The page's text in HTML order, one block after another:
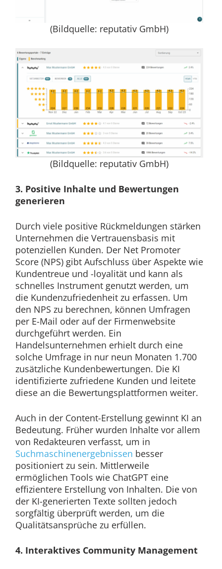
(Bildquelle: reputativ GmbH)
(Bildquelle: reputativ GmbH)
3. Positive Inhalte und Bewertungen
generieren
Durch viele positive Rückmeldungen stärken
Unternehmen die Vertrauensbasis mit
potenziellen Kunden. Der Net Promoter
Score (NPS) gibt Aufschluss über Aspekte wie
Kundentreue und -loyalität und kann als
schnelles Instrument genutzt werden, um
die Kundenzufriedenheit zu erfassen. Um
den NPS zu berechnen, können Umfragen
per E-Mail oder auf der Firmenwebsite
durchgeführt werden. Ein
Handelsunternehmen erhielt durch eine
solche Umfrage in nur neun Monaten 1.700
zusätzliche Kundenbewertungen. Die KI
identifizierte zufriedene Kunden und leitete
diese an die Bewertungsplattformen weiter.
Auch in der Content-Erstellung gewinnt KI an
Bedeutung. Früher wurden Inhalte vor allem
von Redakteuren verfasst, um in
Suchmaschinenergebnissen besser
positioniert zu sein. Mittlerweile
ermöglichen Tools wie ChatGPT eine
effizientere Erstellung von Inhalten. Die von
der KI-generierten Texte sollten jedoch
sorgfältig überprüft werden, um die
Qualitätsansprüche zu erfüllen.
4. Interaktives Community Management